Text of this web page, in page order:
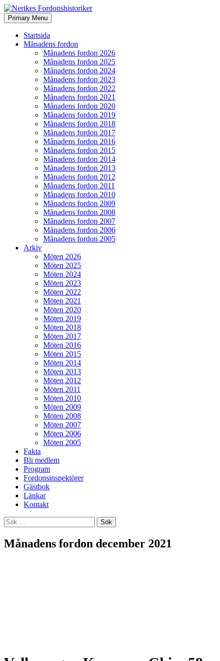
Nerikes Fordonshistoriker
Search
Primary Menu Skip
to
Startsida
Månadens fordon
Månadens fordon 2026
Månadens fordon 2025
Månadens fordon 2024
Månadens fordon 2023
Månadens fordon 2022
Månadens fordon 2021
Månadens fordon 2020
Månadens fordon 2019
Månadens fordon 2018
Månadens fordon 2017
Månadens fordon 2016
Månadens fordon 2015
Månadens fordon 2014
Månadens fordon 2013
Månadens fordon 2012
Månadens fordon 2011
Månadens fordon 2010
Månadens fordon 2009
Månadens fordon 2008
Månadens fordon 2007
Månadens fordon 2006
Månadens fordon 2005
Arkiv
Möten 2026
Möten 2025
Möten 2024
Möten 2023
Möten 2022
Möten 2021
Möten 2020
Möten 2019
Möten 2018
Möten 2017
Möten 2016
Möten 2015
Möten 2014
Möten 2013
Möten 2012
Möten 2011
Möten 2010
Möten 2009
Möten 2008
Möten 2007
Möten 2006
Möten 2005
Fakta
Bli medlem
Program
Fordonsinspektörer
Gästbok
Länkar
Kontakt
Sök
efter:
Månadens fordon december 2021